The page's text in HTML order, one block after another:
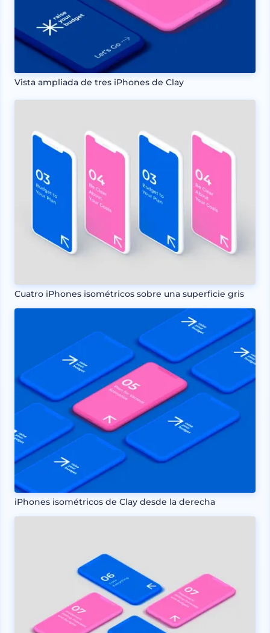
Vista ampliada de tres iPhones de Clay
Cuatro iPhones isométricos sobre una superficie gris
iPhones isométricos de Clay desde la derecha